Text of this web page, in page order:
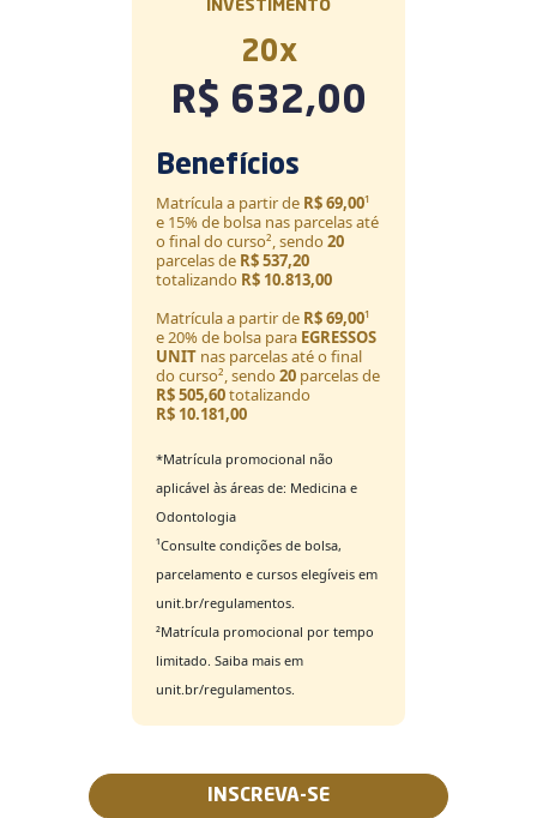
INVESTIMENTO
20x
R$ 632,00
Benefícios
Matrícula a partir de R$ 69,00¹
e 15% de bolsa nas parcelas até
o final do curso², sendo 20
parcelas de R$ 537,20
totalizando R$ 10.813,00
Matrícula a partir de R$ 69,00¹
e 20% de bolsa para EGRESSOS
UNIT nas parcelas até o final
do curso², sendo 20 parcelas de
R$ 505,60totalizando
R$ 10.181,00
*Matrícula promocional não
aplicável às áreas de: Medicina e
Odontologia
¹Consulte condições de bolsa,
parcelamento e cursos elegíveis em
unit.br/regulamentos.
²Matrícula promocional por tempo
limitado. Saiba mais em
unit.br/regulamentos.
INSCREVA-SE